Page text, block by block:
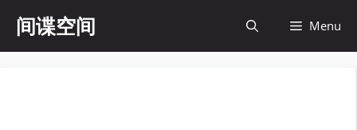
content
间谍空间 Menu